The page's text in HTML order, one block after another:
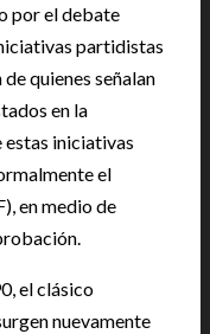
por el debate
partidistas
quienes señalan
en la
estas iniciativas
el
en medio de
el clásico
nuevamente